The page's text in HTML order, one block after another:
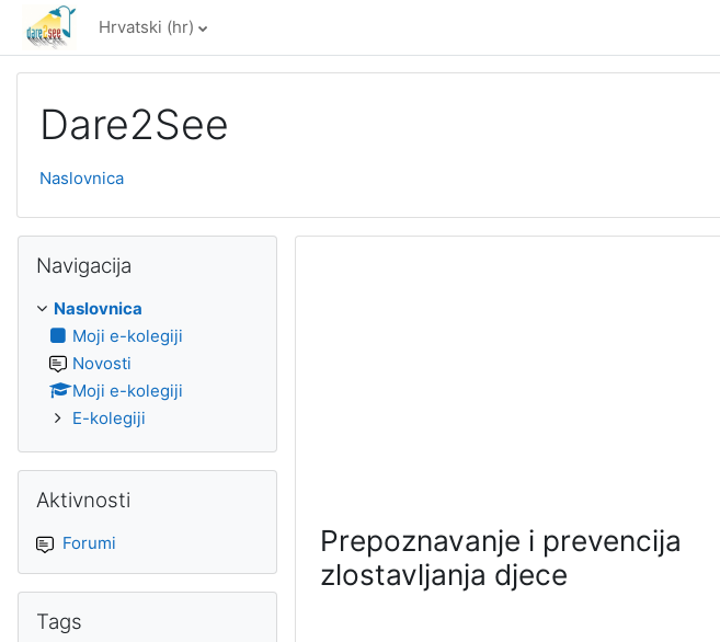
Preskoči na sadržaj
Hrvatski ‎(hr)‎
Dare2See
Naslovnica
Prepoznavanje i prevencija
zlostavljanja djece
Navigacija
Naslovnica
Moji e-kolegiji
Novosti
Moji e-kolegiji
E-kolegiji
Aktivnosti
Forumi
Tags